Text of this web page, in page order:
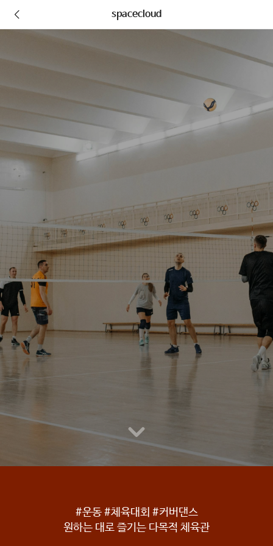
spacecloud
운동부터 촬영까지
체육관 변신은 무죄
#운동 #체육대회 #커버댄스
원하는 대로 즐기는 다목적 체육관